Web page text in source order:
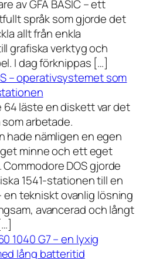
av GFA BASIC – ett
språk som gjorde det
allt från enkla
grafiska verktyg och
I dag förknippas […]
– operativsystemet som
64 läste en diskett var det
arbetade.
hade nämligen en egen
minne och ett eget
DOS gjorde
1541-stationen till en
en tekniskt ovanlig lösning
avancerad och långt
1040 G7 – en lyxig
lång batteritid